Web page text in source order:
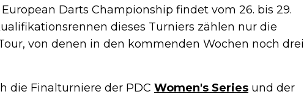
Darts Championship findet vom 26. bis 29.
dieses Turniers zählen nur die
von denen in den kommenden Wochen noch drei
die Finalturniere der PDC Women's Series und der